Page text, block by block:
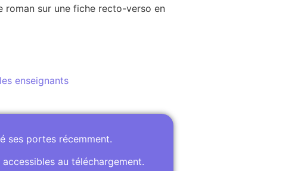
roman sur une fiche recto-verso en
enseignants
ses portes récemment.
au téléchargement.